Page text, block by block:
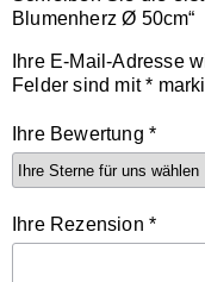
Blumenherz Ø 50cm“
Ihre E-Mail-Adresse
Felder sind mit*
Ihre Bewertung *
Ihre Rezension *